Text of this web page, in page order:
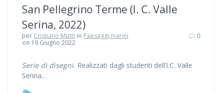
San Pellegrino Terme (I. C. Valle
Serina, 2022)
per Cristiano Mutti in Paesaggi marini
on 19 Giugno 2022
0
Serie di disegni. Realizzati dagli studenti dell’I.C. Valle
Serina…